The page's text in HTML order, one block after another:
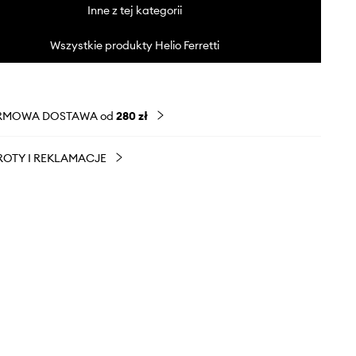
Inne z tej kategorii
Wszystkie produkty Helio Ferretti
DOSTAWA od 280 zł
I REKLAMACJE